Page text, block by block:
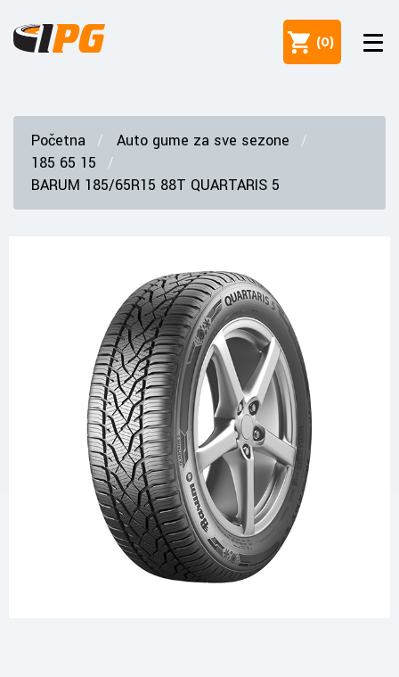
(0)
Početna
Auto gume za sve sezone
185 65 15
BARUM 185/65R15 88T QUARTARIS 5